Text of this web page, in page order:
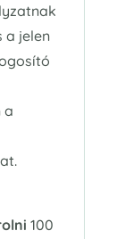
a jelen
a
100